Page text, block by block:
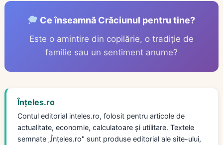
Ce înseamnă Crăciunul pentru tine?
Este o amintire din copilărie, o tradiție de
familie sau un sentiment anume?
Înțeles.ro
Contul editorial inteles.ro, folosit pentru articole de
actualitate, economie, calculatoare și utilitare. Textele
semnate „Înțeles.ro" sunt produse editorial ale site-ului,